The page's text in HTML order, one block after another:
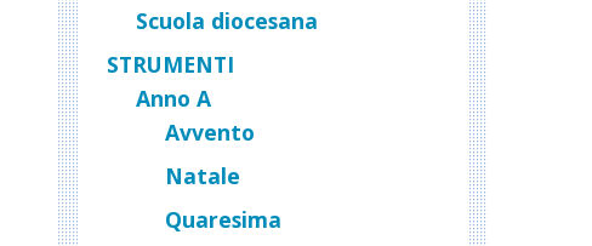
Scuola diocesana
STRUMENTI
Anno A
Avvento
Natale
Quaresima